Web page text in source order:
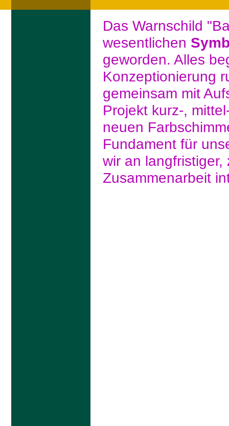
Das Warnschild
wesentlichen
geworden. Alles
Konzeptionierung
gemeinsam mit
Projekt kurz-,
neuen
Fundament für
wir an langfristiger,
Zusammenarbeit